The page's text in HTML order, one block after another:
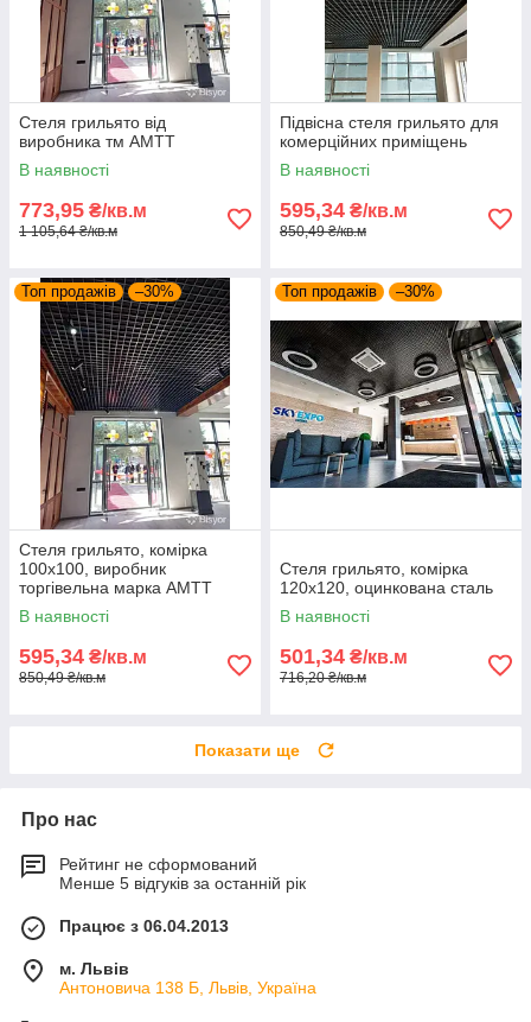
Стеля грильято від
виробника тм АМТТ
В наявності
773,95 ₴/кв.м
1 105,64 ₴/кв.м
Підвісна стеля грильято для
комерційних приміщень
В наявності
595,34 ₴/кв.м
850,49 ₴/кв.м
Топ продажів –30%
Стеля грильято, комірка
100х100, виробник
торгівельна марка АМТТ
В наявності
595,34 ₴/кв.м
850,49 ₴/кв.м
Топ продажів –30%
Стеля грильято, комірка
120х120, оцинкована сталь
В наявності
501,34 ₴/кв.м
716,20 ₴/кв.м
Показати ще
Про нас
Рейтинг не сформований
Менше 5 відгуків за останній рік
Працює з 06.04.2013
м. Львів
Антоновича 138 Б, Львів, Україна